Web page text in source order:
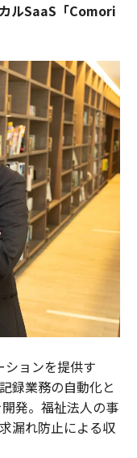
ルSaaS「Comori
ションを提供す
録業務の自動化と
発。福祉法人の事
漏れ防止による収